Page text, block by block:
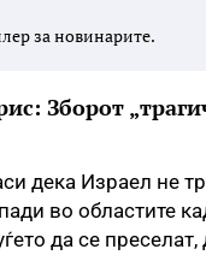
за новинарите.
Зборот
дека Израел не
во областите
да се преселат,